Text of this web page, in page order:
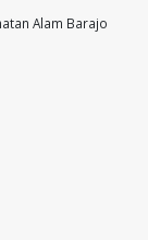
Alam Barajo